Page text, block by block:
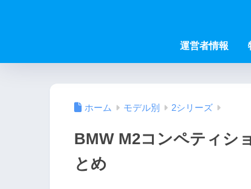
運営者情報
ホーム モデル別 2シリーズ
BMW M2コンペティシ
とめ